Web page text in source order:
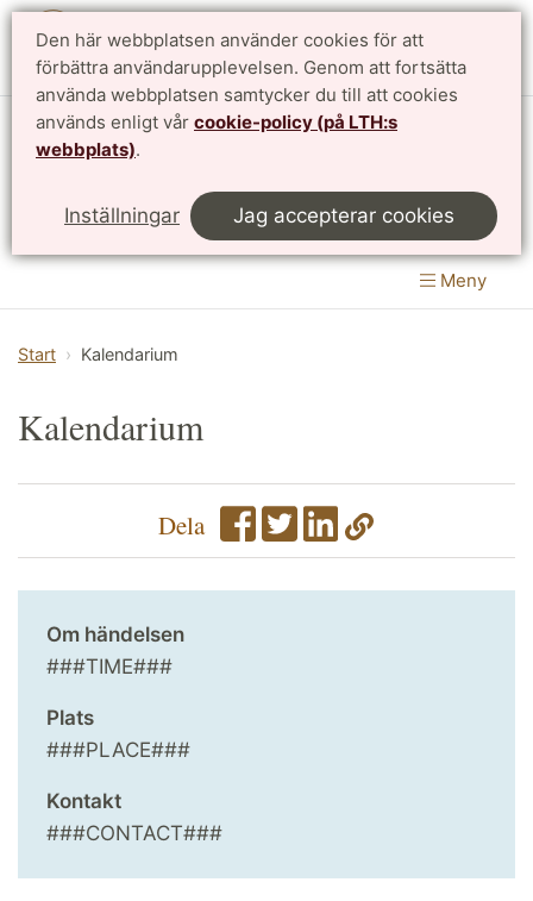
Den här webbplatsen använder cookies för att
förbättra användarupplevelsen. Genom att fortsätta
använda webbplatsen samtycker du till att cookies
används enligt vår cookie-policy (på LTH:s
webbplats).
Inställningar Jag accepterar cookies
Matematikcentrum
LTH, Lunds Tekniska Högskola&
Naturvetenskapliga fakulteten
Meny
Start Kalendarium
Kalendarium
Dela
Om händelsen
###TIME###
Plats
###PLACE###
Kontakt
###CONTACT###